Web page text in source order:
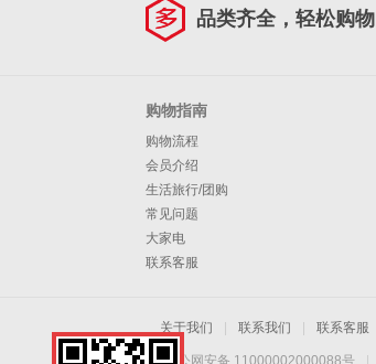
品类齐全，轻松购物
购物指南
购物流程
会员介绍
生活旅行/团购
常见问题
大家电
联系客服
关于我们 联系我们 联系客服
京公网安备 11000002000088号